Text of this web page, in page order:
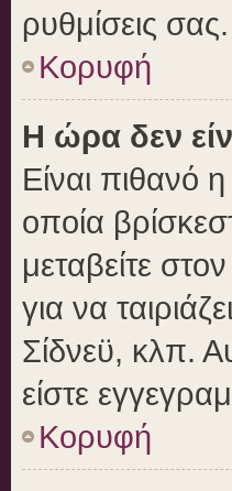
ρυθμίσεις σας.
Κορυφή
Η ώρα δεν
Είναι πιθανό
οποία
μεταβείτε
για να
Σίδνεϋ, κλπ.
είστε
Κορυφή